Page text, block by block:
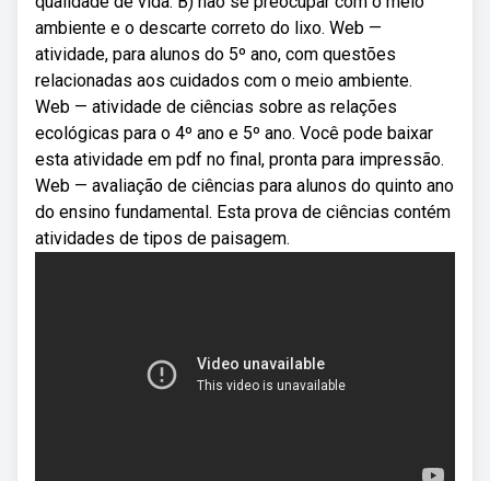
ambiente e o descarte correto do lixo. Web —
atividade, para alunos do 5º ano, com questões
relacionadas aos cuidados com o meio ambiente.
Web — atividade de ciências sobre as relações
ecológicas para o 4º ano e 5º ano. Você pode baixar
esta atividade em pdf no final, pronta para impressão.
Web — avaliação de ciências para alunos do quinto ano
do ensino fundamental. Esta prova de ciências contém
atividades de tipos de paisagem.